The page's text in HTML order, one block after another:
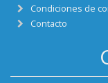
Condiciones de
Contacto